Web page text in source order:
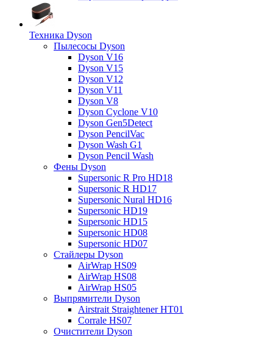
Техника Dyson
Пылесосы Dyson
Dyson V16
Dyson V15
Dyson V12
Dyson V11
Dyson V8
Dyson Cyclone V10
Dyson Gen5Detect
Dyson PencilVac
Dyson Wash G1
Dyson Pencil Wash
Фены Dyson
Supersonic R Pro HD18
Supersonic R HD17
Supersonic Nural HD16
Supersonic HD19
Supersonic HD15
Supersonic HD08
Supersonic HD07
Стайлеры Dyson
AirWrap HS09
AirWrap HS08
AirWrap HS05
Выпрямители Dyson
Airstrait Straightener HT01
Corrale HS07
Очистители Dyson